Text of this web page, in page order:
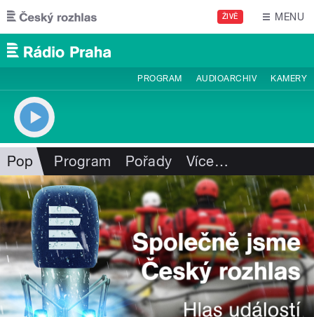
Přejít k hlavnímu obsahu
ŽIVĚ MENU
PROGRAM AUDIOARCHIV KAMERY
Pop Program Pořady Více…